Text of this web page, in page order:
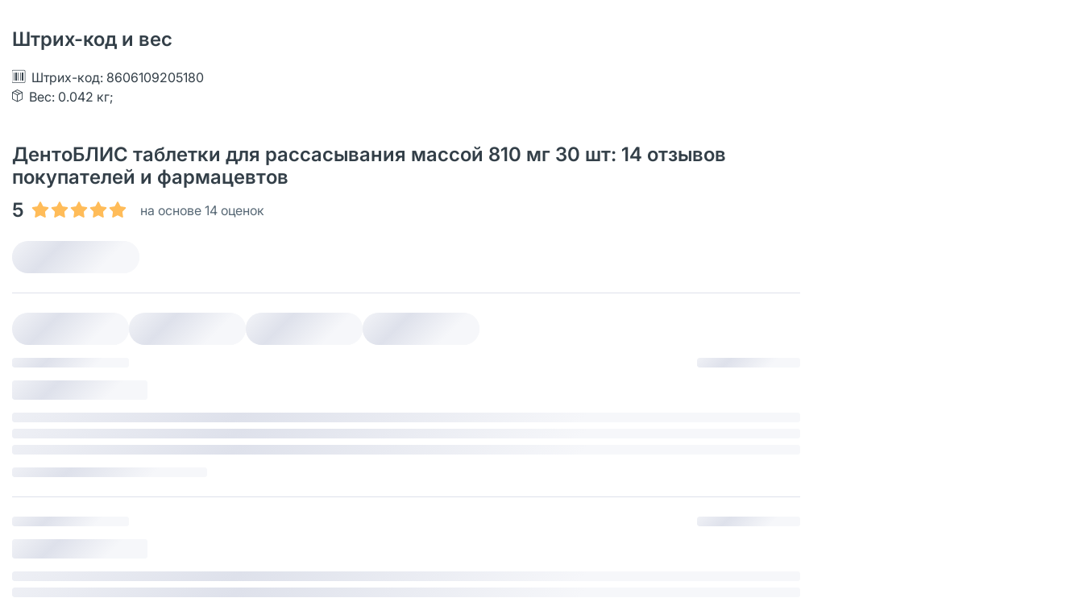
Штрих-код и вес
Штрих-код: 8606109205180
Вес: 0.042 кг;
ДентоБЛИС таблетки для рассасывания массой 810 мг 30 шт: 14 отзывов
покупателей и фармацевтов
5
на основе 14 оценок